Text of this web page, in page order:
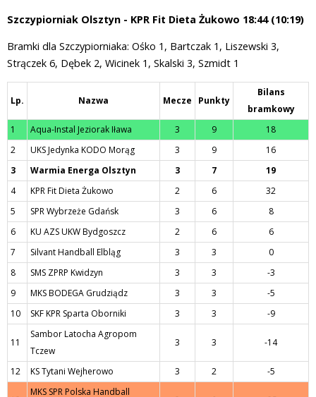
Szczypiorniak Olsztyn - KPR Fit Dieta Żukowo 18:44 (10:19)
Bramki dla Szczypiorniaka: Ośko 1, Bartczak 1, Liszewski 3,
Strączek 6, Dębek 2, Wicinek 1, Skalski 3, Szmidt 1
Lp. Nazwa Mecze Punkty
Bilans
bramkowy
1
Aqua-Instal Jeziorak Iława 3 9
18
2
UKS Jedynka KODO Morąg 3 9
16
3
Warmia Energa Olsztyn 3 7
19
4
KPR Fit Dieta Żukowo 2 6
32
5
SPR Wybrzeże Gdańsk 3 6
8
6
KU AZS UKW Bydgoszcz 2 6
6
7
Silvant Handball Elbląg 3 3
0
8
SMS ZPRP Kwidzyn 3 3
-3
9
MKS BODEGA Grudziądz 3 3
-5
10
SKF KPR Sparta Oborniki 3 3 -9
11
Sambor Latocha Agropom
Tczew
3 3 -14
12 KS Tytani Wejherowo 3 2 -5
MKS SPR Polska Handball